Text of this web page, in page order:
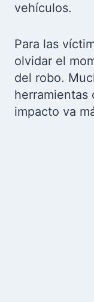
vehículos.
Para las
olvidar el
del robo.
herramientas
impacto va